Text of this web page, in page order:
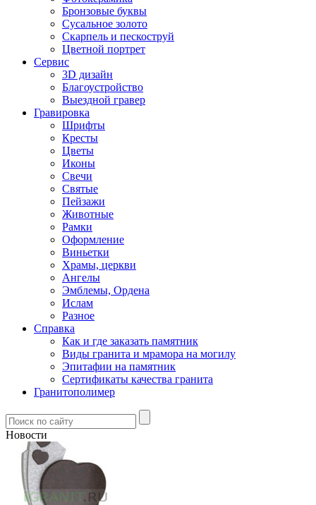
Бронзовые буквы
Сусальное золото
Скарпель и пескоструй
Цветной портрет
Сервис
3D дизайн
Благоустройство
Выездной гравер
Гравировка
Шрифты
Кресты
Цветы
Иконы
Свечи
Святые
Пейзажи
Животные
Рамки
Оформление
Виньетки
Храмы, церкви
Ангелы
Эмблемы, Ордена
Ислам
Разное
Справка
Как и где заказать памятник
Виды гранита и мрамора на могилу
Эпитафии на памятник
Сертификаты качества гранита
Гранитополимер
Новости